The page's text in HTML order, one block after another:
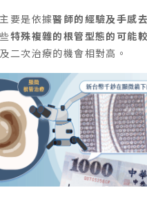
要是依據醫師的經驗及手感
特殊複雜的根管型態的可能
二次治療的機會相對高。